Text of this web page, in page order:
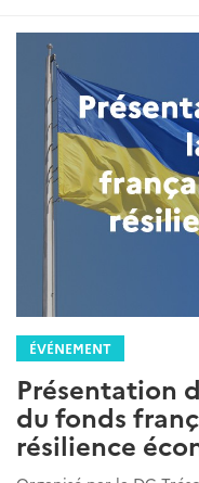
ÉVÉNEMENT
Présentation
du fonds
résilience